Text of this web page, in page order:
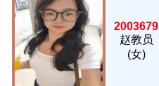
2003679
赵教员
(女)